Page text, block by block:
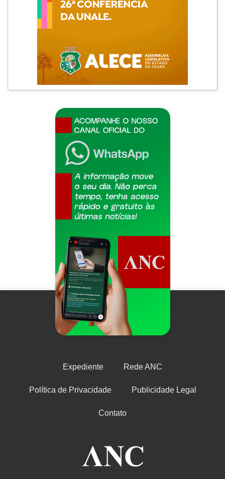
Expediente Rede ANC
Política de Privacidade Publicidade Legal
Contato